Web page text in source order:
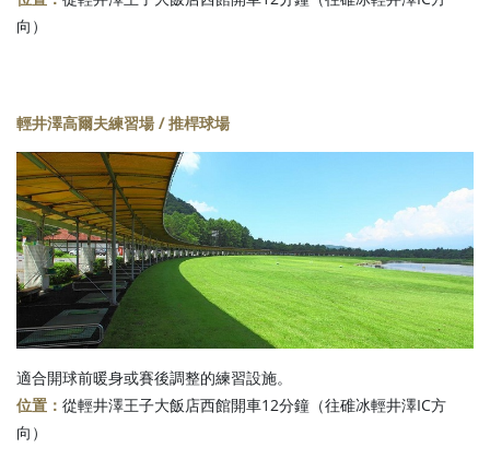
向）
輕井澤高爾夫練習場 / 推桿球場
適合開球前暖身或賽後調整的練習設施。
位置： 從輕井澤王子大飯店西館開車12分鐘（往碓冰輕井澤IC方
向）